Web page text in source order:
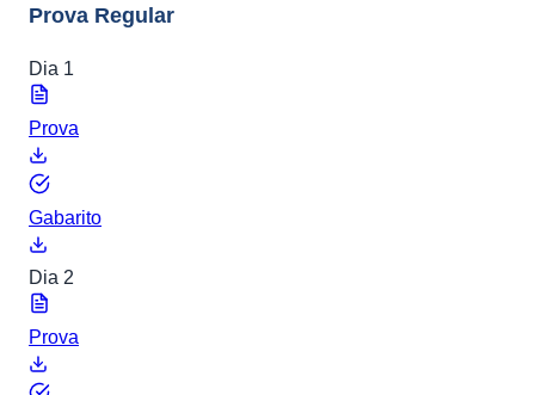
Prova Regular
Dia 1
Prova
Gabarito
Dia 2
Prova